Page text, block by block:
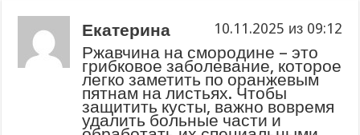
Екатерина 10.11.2025 из 09:12
Ржавчина на смородине – это
грибковое заболевание, которое
легко заметить по оранжевым
пятнам на листьях. Чтобы
защитить кусты, важно вовремя
удалить больные части и